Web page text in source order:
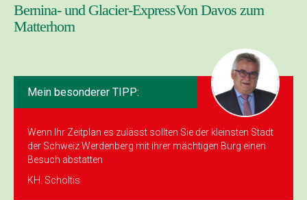
Bernina- und Glacier-ExpressVon Davos zum
Matterhorn
Mein besonderer TIPP:
Wenn Ihr Zeitplan es zulässt sollten Sie der kleinsten Stadt
der Schweiz Werdenberg mit ihrer mächtigen Burg einen
Besuch abstatten
KH. Scholtis